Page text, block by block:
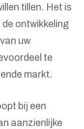
tillen. Het is
ontwikkeling
uw
te
markt.
bij een
aanzienlijke